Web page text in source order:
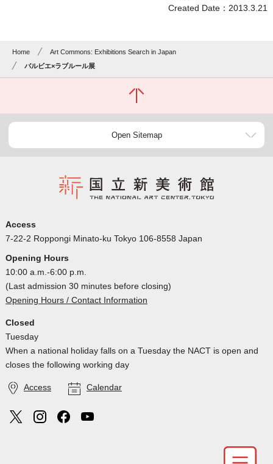
Created Date：2013.3.21
Home
Art Commons: Exhibitions Search in Japan
バルビエ×ラブルール展
Open Sitemap
Access
7-22-2 Roppongi Minato-ku Tokyo 106-8558 Japan
Opening Hours
10:00 a.m.-6:00 p.m.
(Last admission 30 minutes before closing)
Opening Hours / Contact Information
Closed
Tuesday
When a national holiday falls on a Tuesday the NACT is open and
closes the following working day
Access Calendar